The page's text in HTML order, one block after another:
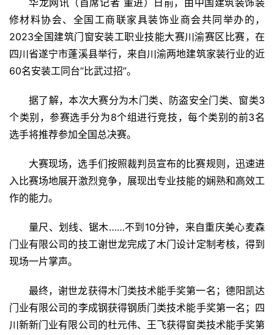
首
页
户
门
室
门
华龙网讯（首席记者 董进）日前，由中国建筑装饰装
修材料协会、全国工商联家具装饰业商会共同举办的，
2023全国建筑门窗安装工职业技能大赛川渝赛区比赛，在
四川省遂宁市蓬溪县举行，来自川渝两地建筑家装行业的近
60名安装工同台“比武过招”。
据了解，本次大赛分为木门类、防盗安全门类、窗类3
个类别，参赛选手分为8个组进行竞技，每个类别的前3名
选手将推荐参加全国总决赛。
大赛现场，选手们按照裁判员宣布的比赛规则，迅速进
入比赛场地展开激烈竞争，展现出专业技能的娴熟和高效工
作的能力。
量尺、划线、锯木……不到10分钟，来自重庆美心麦森
门业有限公司的技工谢世龙完成了木门设计定制考核，得到
现场一片掌声。
最终，谢世龙获得木门类技术能手奖第一名；德阳凯达
门业有限公司的李成钢获得钢质门类技术能手奖第一名；四
川新新门业有限公司的杜元伟、王飞获得窗类技术能手奖第